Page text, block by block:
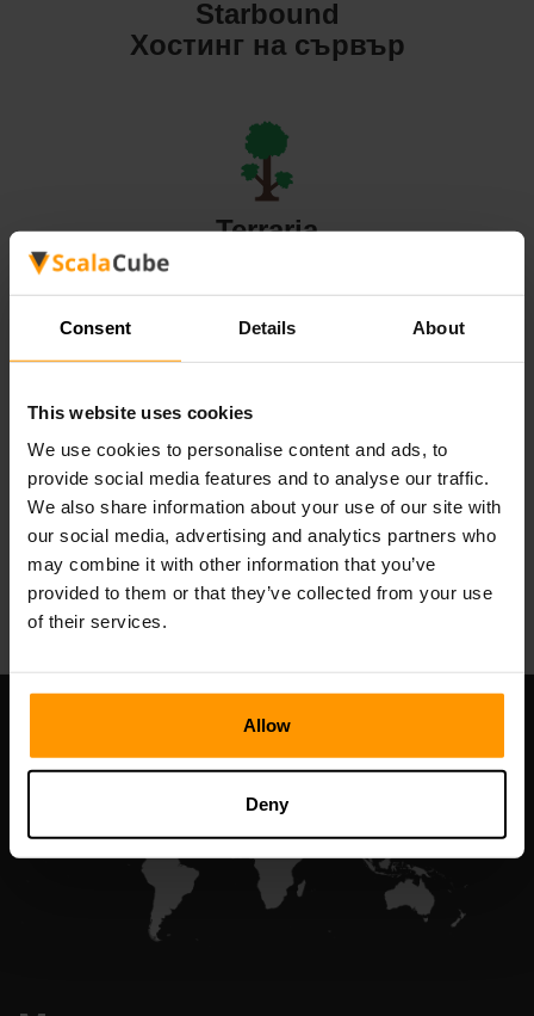
Consent Details About
This website uses cookies
We use cookies to personalise content and ads, to
provide social media features and to analyse our traffic.
We also share information about your use of our site with
our social media, advertising and analytics partners who
may combine it with other information that you’ve
provided to them or that they’ve collected from your use
of their services.
Allow
Deny
Starbound
Хостинг на сървър
Terraria
Хостинг на сървър
Valheim
Хостинг на сървър
All Games